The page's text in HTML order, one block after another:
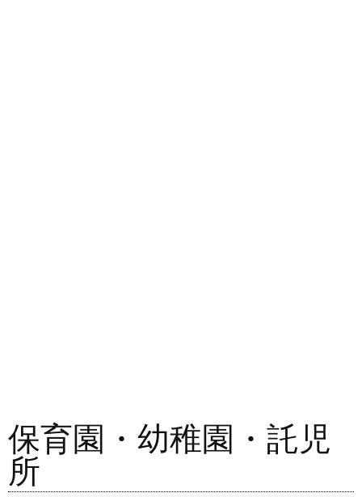
保育園・幼稚園・託児
所